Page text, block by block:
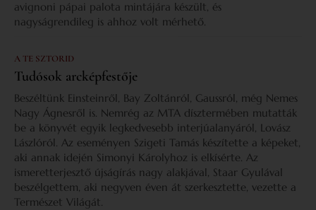
avignoni pápai palota mintájára készült, és
nagyságrendileg is ahhoz volt mérhető.
A TE SZTORID
Tudósok arcképfestője
Beszéltünk Einsteinről, Bay Zoltánról, Gaussról, még Nemes
Nagy Ágnesről is. Nemrég az MTA dísztermében mutatták
be a könyvét egyik legkedvesebb interjúalanyáról, Lovász
Lászlóról. Az eseményen Szigeti Tamás készítette a képeket,
aki annak idején Simonyi Károlyhoz is elkísérte. Az
ismeretterjesztő újságírás nagy alakjával, Staar Gyulával
beszélgettem, aki negyven éven át szerkesztette, vezette a
Természet Világát.